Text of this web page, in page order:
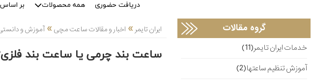
دریافت حضوری همه محصولات بر اساس
ایران تایمر » اخبار و مقالات ساعت مچی» آموزش و
ساعت بند چرمی یا ساعت بند
گروه مقالات
خدمات ایران تایمر(11)
آموزش تنظیم ساعتها(2)